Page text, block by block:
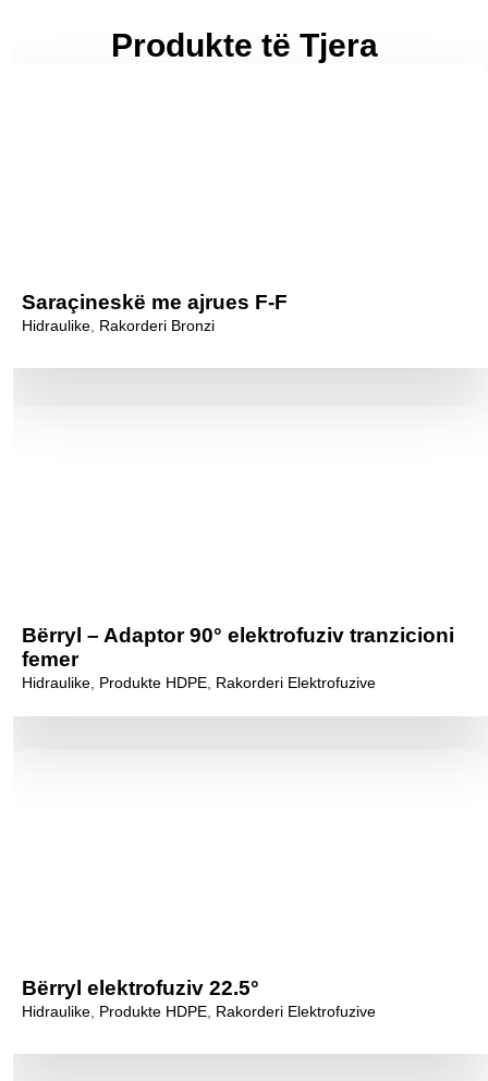
Produkte të Tjera
Saraçineskë me ajrues F-F
Hidraulike Rakorderi Bronzi
Bërryl – Adaptor 90° elektrofuziv tranzicioni
femer
Hidraulike, Produkte HDPE, Rakorderi Elektrofuzive
Bërryl elektrofuziv 22.5°
Hidraulike Produkte HDPE Rakorderi Elektrofuzive